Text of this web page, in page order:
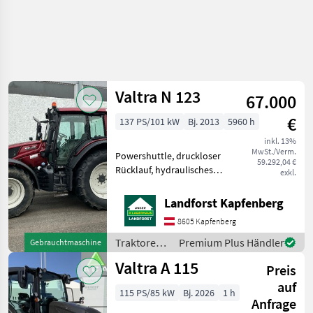
Gebrauchtmaschine
Valtra N 123
67.000
€
inkl. 13%
MwSt./Verm.
59.292,04 €
exkl.
137 PS/101 kW Bj. 2013 5960 h
Powershuttle, druckloser
Rücklauf, hydraulisches
Luftsitz, EHR,
Zapfwellendrehzahl:
540/1000,
Höchstgeschwindigkeit in
km/h: 50 km/h,
Kabinenfeder
Landforst Kapfenberg
8605 Kapfenberg
Traktoren /
Valtra
Premium Plus Händler
Valtra A 115
Preis
auf
Anfrage
115 PS/85 kW Bj. 2026 1 h